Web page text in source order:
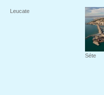
Leucate
Séte